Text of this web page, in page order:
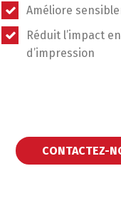
Améliore
Réduit l’impact
d’impression
CONTACTEZ-